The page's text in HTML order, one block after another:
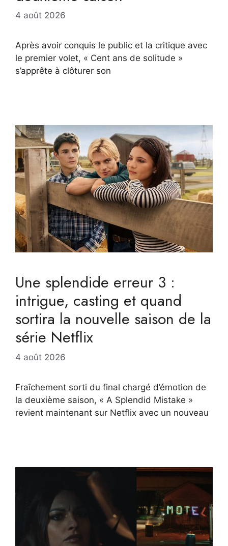
4 août 2026
Après avoir conquis le public et la critique avec
le premier volet, « Cent ans de solitude »
s’apprête à clôturer son
Une splendide erreur 3 :
intrigue, casting et quand
sortira la nouvelle saison de la
série Netflix
4 août 2026
Fraîchement sorti du final chargé d’émotion de
la deuxième saison, « A Splendid Mistake »
revient maintenant sur Netflix avec un nouveau